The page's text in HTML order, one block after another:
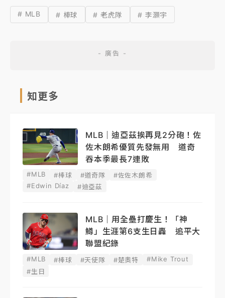
# MLB # 棒球 # 老虎隊 # 李灝宇
知更多
MLB｜迪亞茲挨再見2分砲！佐
佐木朗希優質先發無用 道奇
吞本季最長7連敗
#MLB #棒球 #道奇隊
#佐佐木朗希
#Edwin Díaz
#迪亞茲
MLB｜用全壘打慶生！「神
鱒」生涯第6支生日轟 追平大
聯盟紀錄
#MLB #棒球 #天使隊 #楚奧特
#Mike Trout
#生日